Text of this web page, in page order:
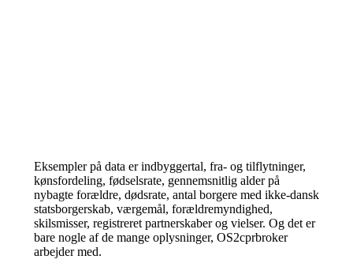
Eksempler på data er indbyggertal, fra- og tilflytninger,
kønsfordeling, fødselsrate, gennemsnitlig alder på
nybagte forældre, dødsrate, antal borgere med ikke-dansk
statsborgerskab, værgemål, forældremyndighed,
skilsmisser, registreret partnerskaber og vielser. Og det er
bare nogle af de mange oplysninger, OS2cprbroker
arbejder med.